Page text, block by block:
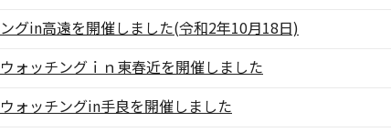
グin高遠を開催しました(令和2年10月18日)
ォッチングｉｎ東春近を開催しました
ォッチングin手良を開催しました